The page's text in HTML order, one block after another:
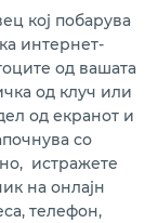
кој побарува
интернет-
од вашата
од клуч или
од екранот и
со
истражете
на онлајн
телефон,